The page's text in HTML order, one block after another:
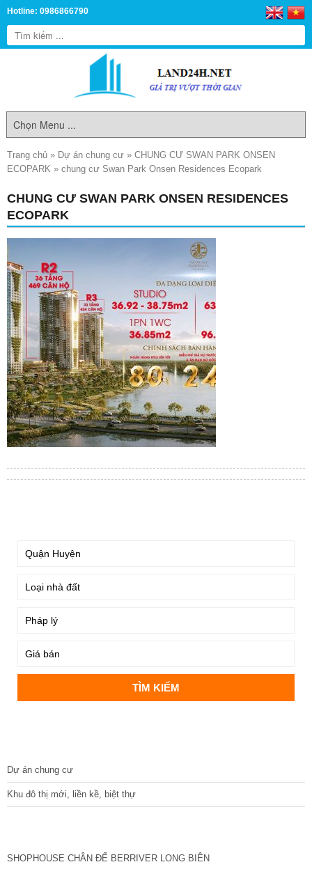
Hotline: 0986866790
Trang chủ » Dự án chung cư » CHUNG CƯ SWAN PARK ONSEN
ECOPARK » chung cư Swan Park Onsen Residences Ecopark
CHUNG CƯ SWAN PARK ONSEN RESIDENCES
ECOPARK
Dự án chung cư
Khu đô thị mới, liền kề, biệt thự
SHOPHOUSE CHÂN ĐẾ BERRIVER LONG BIÊN